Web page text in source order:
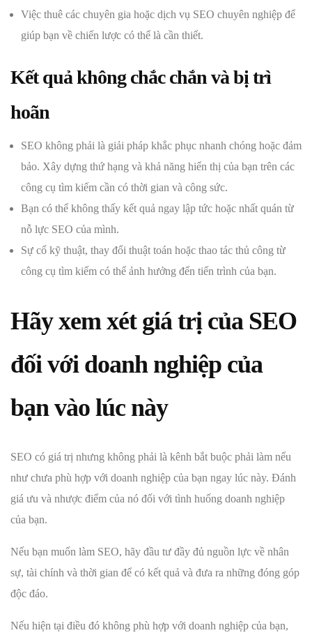
Việc thuê các chuyên gia hoặc dịch vụ SEO chuyên nghiệp để
giúp bạn về chiến lược có thể là cần thiết.
Kết quả không chắc chắn và bị trì
hoãn
SEO không phải là giải pháp khắc phục nhanh chóng hoặc đảm
bảo. Xây dựng thứ hạng và khả năng hiển thị của bạn trên các
công cụ tìm kiếm cần có thời gian và công sức.
Bạn có thể không thấy kết quả ngay lập tức hoặc nhất quán từ
nỗ lực SEO của mình.
Sự cố kỹ thuật, thay đổi thuật toán hoặc thao tác thủ công từ
công cụ tìm kiếm có thể ảnh hưởng đến tiến trình của bạn.
Hãy xem xét giá trị của SEO
đối với doanh nghiệp của
bạn vào lúc này
SEO có giá trị nhưng không phải là kênh bắt buộc phải làm nếu
như chưa phù hợp với doanh nghiệp của bạn ngay lúc này. Đánh
giá ưu và nhược điểm của nó đối với tình huống doanh nghiệp
của bạn.
Nếu bạn muốn làm SEO, hãy đầu tư đầy đủ nguồn lực về nhân
sự, tài chính và thời gian để có kết quả và đưa ra những đóng góp
độc đáo.
Nếu hiện tại điều đó không phù hợp với doanh nghiệp của bạn,